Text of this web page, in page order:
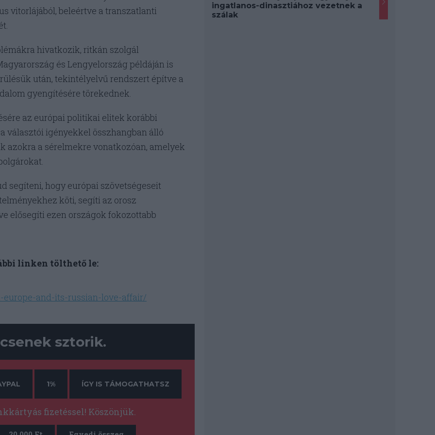
vitorlájából, beleértve a transzatlanti
hivatkozik, ritkán szolgál
és Lengyelország példáján is
után, tekintélyelvű rendszert építve a
gyengítésére törekednek.
az európai politikai elitek korábbi
választói igényekkel összhangban álló
a sérelmekre vonatkozóan, amelyek
segíteni, hogy európai szövetségeseit
köti, segíti az orosz
elősegíti ezen országok fokozottabb
linken tölthető le:
and-its-russian-love-affair/
sztorik.
1% ÍGY IS TÁMOGATHATSZ
fizetéssel! Köszönjük.
ingatlanos-dinasztiához vezetnek a
szálak